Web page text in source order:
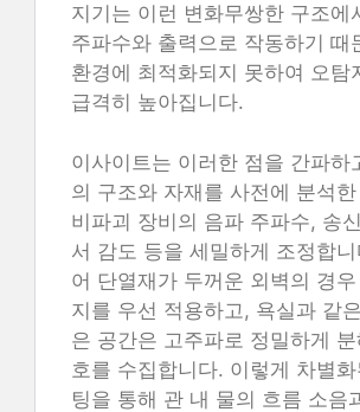
지기는 이런 변화무쌍한 구조에
주파수와 출력으로 작동하기 때
환경에 최적화되지 못하여 오탐
급격히 높아집니다.
이사이트는 이러한 점을 간파하
의 구조와 자재를 사전에 분석
비파괴 장비의 음파 주파수, 송
서 감도 등을 세밀하게 조정합
어 단열재가 두꺼운 외벽의 경
지를 우선 적용하고, 욕실과 같
은 공간은 고주파로 정밀하게
호를 수집합니다. 이렇게 차별
팅을 통해 관 내 물의 흐름 소음